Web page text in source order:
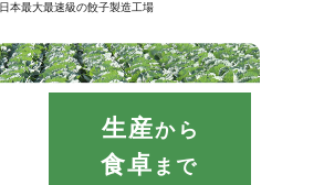
日本最大最速級の餃子製造工場
生産から
食卓 まで